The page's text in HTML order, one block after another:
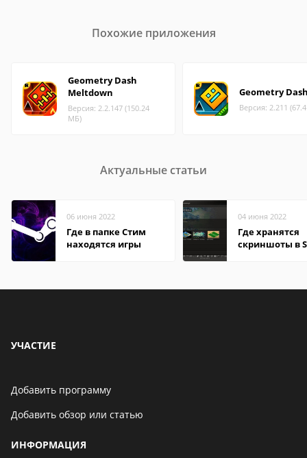
Похожие приложения
Geometry Dash
Meltdown
Версия: 2.2.147 (150.24
МБ)
Geometry
Версия: 2.211
Актуальные статьи
06 июня 2022
Где в папке Стим
находятся игры
04 июня 2022
Где хранятся
скриншоты в
УЧАСТИЕ
Добавить программу
Добавить обзор или статью
ИНФОРМАЦИЯ